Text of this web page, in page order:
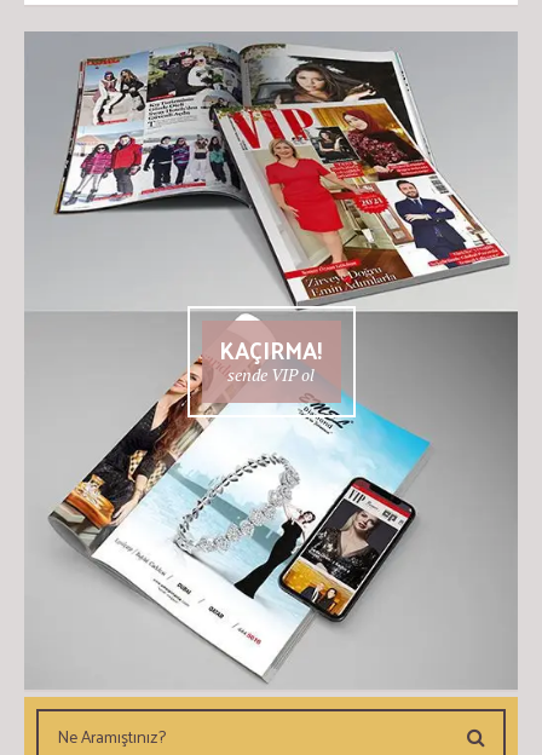
KAÇIRMA!
sende VIP ol